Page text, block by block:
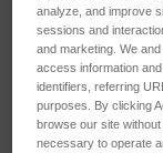
analyze, and improve
sessions and
and marketing. We
access information
identifiers, referring
purposes. By clicking
browse our site
necessary to operate